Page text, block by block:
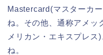
Mastercard(マスターカ
ね。その他、通称アメ
メリカン・エキスプレス
ね。